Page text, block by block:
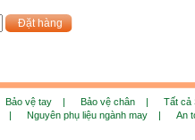
Đặt hàng
Bảo vệ tay | Bảo vệ chân | Tất
| Nguyên phụ liệu ngành may | An